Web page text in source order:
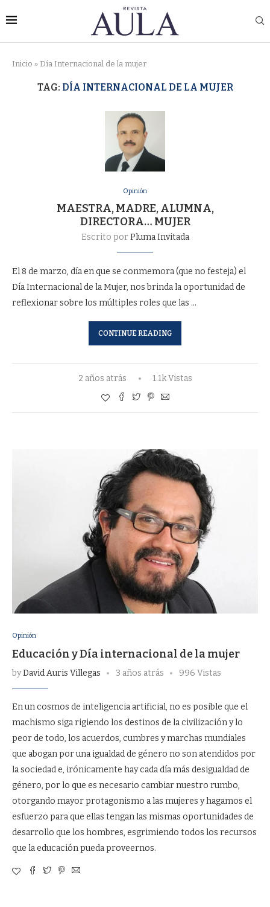
Inicio » Día Internacional de la mujer
TAG: DÍA INTERNACIONAL DE LA MUJER
Opinión
MAESTRA, MADRE, ALUMNA,
DIRECTORA… MUJER
Escrito porPluma Invitada
El 8 de marzo, día en que se conmemora (que no festeja) el
Día Internacional de la Mujer, nos brinda la oportunidad de
reflexionar sobre los múltiples roles que las …
CONTINUE READING
2 años atrás 1.1k Vistas
Opinión
Educación y Día internacional de la mujer
byDavid Auris Villegas 3 años atrás 996 Vistas
En un cosmos de inteligencia artificial, no es posible que el
machismo siga rigiendo los destinos de la civilización y lo
peor de todo, los acuerdos, cumbres y marchas mundiales
que abogan por una igualdad de género no son atendidos por
la sociedad e, irónicamente hay cada día más desigualdad de
género, por lo que es necesario cambiar nuestro rumbo,
otorgando mayor protagonismo a las mujeres y hagamos el
esfuerzo para que ellas tengan las mismas oportunidades de
desarrollo que los hombres, esgrimiendo todos los recursos
que la educación pueda proveernos.